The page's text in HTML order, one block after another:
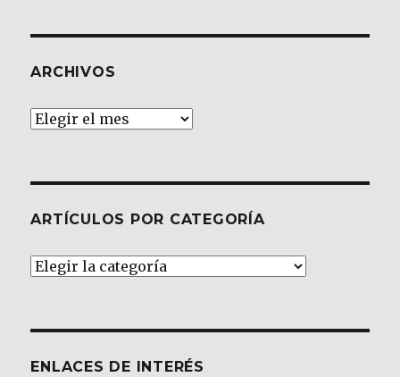
ARCHIVOS
Archivos
ARTÍCULOS POR CATEGORÍA
Artículos
ENLACES DE INTERÉS